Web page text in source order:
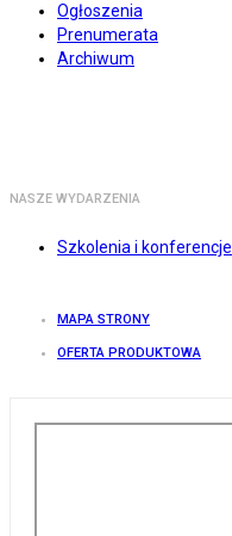
Ogłoszenia
Prenumerata
Archiwum
NASZE WYDARZENIA
Szkolenia i konferencje
MAPA STRONY
OFERTA PRODUKTOWA